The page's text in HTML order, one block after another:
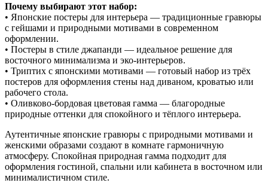
Почему выбирают этот набор:
• Японские постеры для интерьера — традиционные гравюры
с гейшами и природными мотивами в современном
оформлении.
• Постеры в стиле джапанди — идеальное решение для
восточного минимализма и эко-интерьеров.
• Триптих с японскими мотивами — готовый набор из трёх
постеров для оформления стены над диваном, кроватью или
рабочего стола.
• Оливково-бордовая цветовая гамма — благородные
природные оттенки для спокойного и тёплого интерьера.
Аутентичные японские гравюры с природными мотивами и
женскими образами создают в комнате гармоничную
атмосферу. Спокойная природная гамма подходит для
оформления гостиной, спальни или кабинета в восточном или
минималистичном стиле.